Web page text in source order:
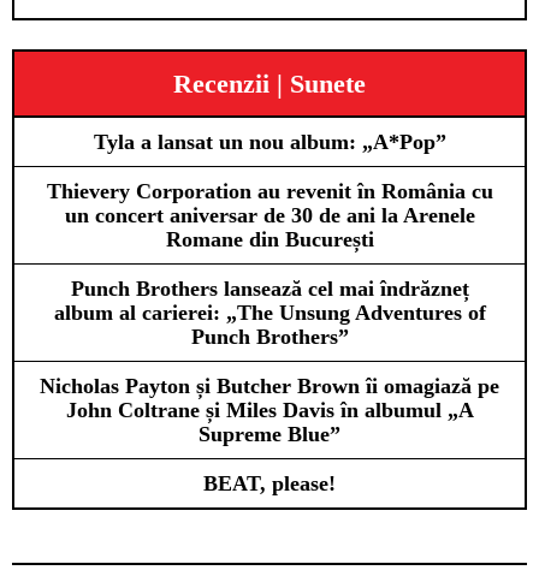
Recenzii | Sunete
Tyla a lansat un nou album: „A*Pop”
Thievery Corporation au revenit în România cu
un concert aniversar de 30 de ani la Arenele
Romane din București
Punch Brothers lansează cel mai îndrăzneț
album al carierei: „The Unsung Adventures of
Punch Brothers”
Nicholas Payton și Butcher Brown îi omagiază pe
John Coltrane și Miles Davis în albumul „A
Supreme Blue”
BEAT, please!